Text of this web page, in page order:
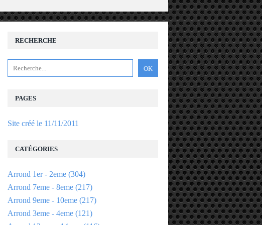
RECHERCHE
PAGES
Site créé le 11/11/2011
CATÉGORIES
Arrond 1er - 2eme (304)
Arrond 7eme - 8eme (217)
Arrond 9eme - 10eme (217)
Arrond 3eme - 4eme (121)